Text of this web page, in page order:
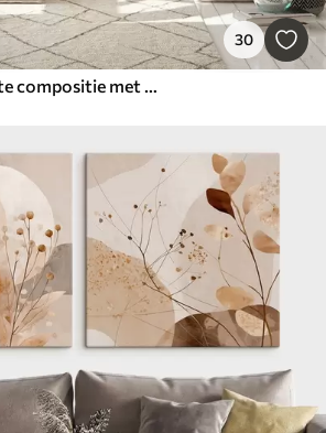
30
Schilderijen Abstracte compositie met bladeren